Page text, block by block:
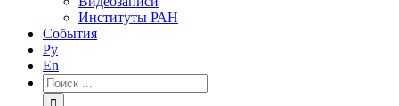
Институты РАН
События
Ру
En
Результат
поиска: